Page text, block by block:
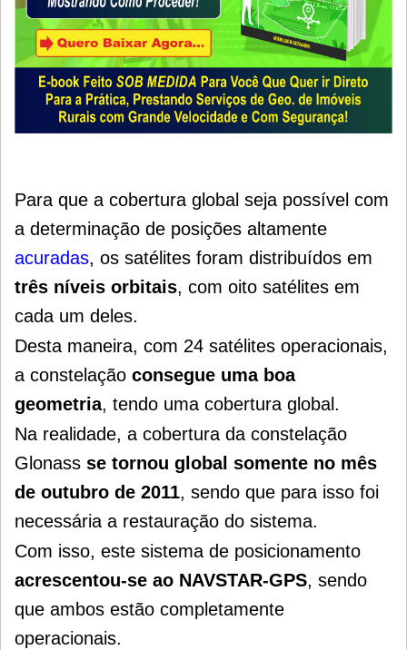
Para que a cobertura global seja possível com
a determinação de posições altamente
acuradas, os satélites foram distribuídos em
três níveis orbitais, com oito satélites em
cada um deles.
Desta maneira, com 24 satélites operacionais,
a constelação consegue uma boa
geometria, tendo uma cobertura global.
Na realidade, a cobertura da constelação
Glonass se tornou global somente no mês
de outubro de 2011, sendo que para isso foi
necessária a restauração do sistema.
Com isso, este sistema de posicionamento
acrescentou-se ao NAVSTAR-GPS, sendo
que ambos estão completamente
operacionais.